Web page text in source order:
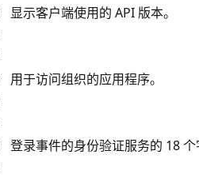
显示客户端使用的 API 版本。
用于访问组织的应用程序。
登录事件的身份验证服务的 18 个